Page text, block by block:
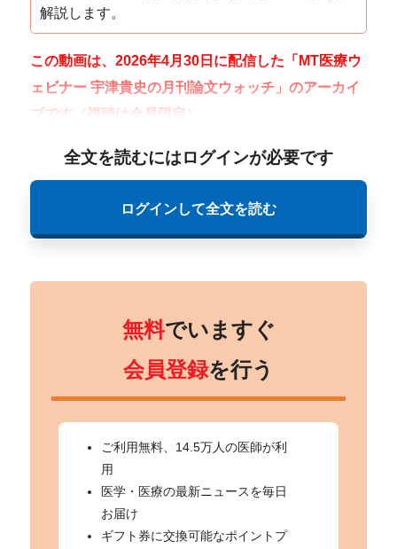
解説します。
この動画は、2026年4月30日に配信した「MT医療ウ
ェビナー 宇津貴史の月刊論文ウォッチ」のアーカイ
ブです（視聴は会員限定）。
全文を読むにはログインが必要です
ログインして全文を読む
無料でいますぐ
会員登録を行う
ご利用無料、14.5万人の医師が利
用
医学・医療の最新ニュースを毎日
お届け
ギフト券に交換可能なポイントプ